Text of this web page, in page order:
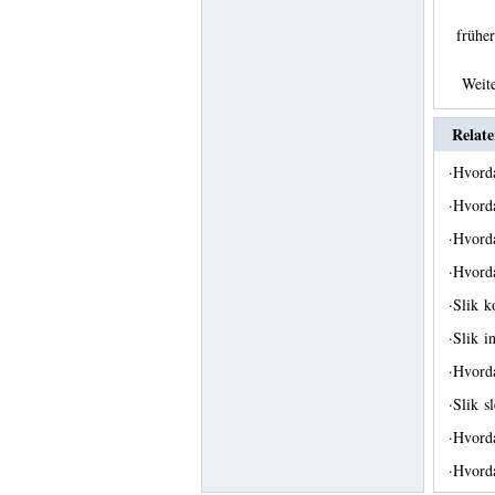
·
·
·
·
·Slik
·Slik
·
·Slik
·
·